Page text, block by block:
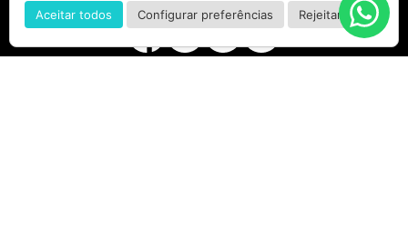
Regra de Frete Grátis
Aceitar todos Configurar preferências Rejeitar